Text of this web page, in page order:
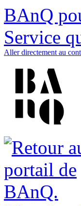
BAnQ
Service
Aller directement au